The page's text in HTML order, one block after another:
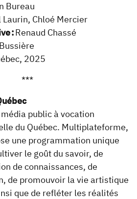
Bureau
Laurin, Chloé Mercier
:Renaud Chassé
2025
***
public à vocation
du Québec. Multiplateforme,
une programmation unique
le goût du savoir, de
de connaissances, de
de promouvoir la vie artistique
que de refléter les réalités